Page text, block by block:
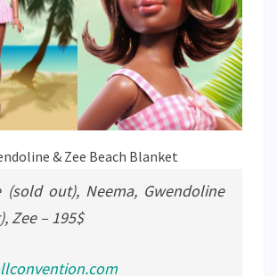
& Zee Beach Blanket
(sold out), Neema, Gwendoline
Zee – 195$